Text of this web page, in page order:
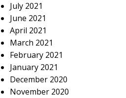
July 2021
June 2021
April 2021
March 2021
February 2021
January 2021
December 2020
November 2020